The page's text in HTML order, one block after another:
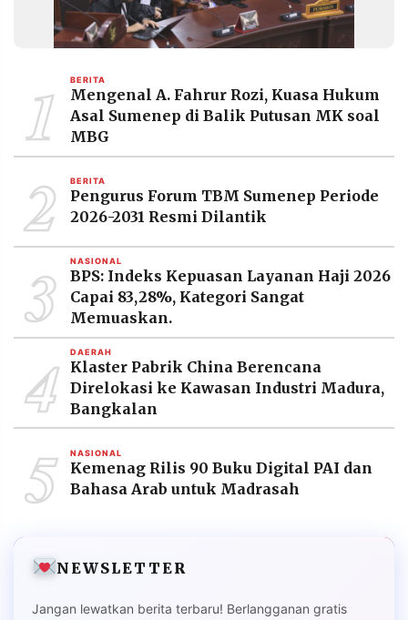
1 BERITA
Mengenal A. Fahrur Rozi, Kuasa Hukum
Asal Sumenep di Balik Putusan MK soal
MBG
2 BERITA
Pengurus Forum TBM Sumenep Periode
2026-2031 Resmi Dilantik
3 NASIONAL
BPS: Indeks Kepuasan Layanan Haji 2026
Capai 83,28%, Kategori Sangat
Memuaskan.
4 DAERAH
Klaster Pabrik China Berencana
Direlokasi ke Kawasan Industri Madura,
Bangkalan
5 NASIONAL
Kemenag Rilis 90 Buku Digital PAI dan
Bahasa Arab untuk Madrasah
NEWSLETTER
Jangan lewatkan berita terbaru! Berlangganan gratis